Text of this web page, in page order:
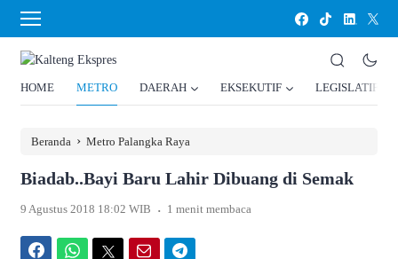
HOME METRO DAERAH EKSEKUTIF LEGISLATIF
Beranda › Metro Palangka Raya
Biadab..Bayi Baru Lahir Dibuang di Semak
9 Agustus 2018 18:02 WIB . 1 menit membaca